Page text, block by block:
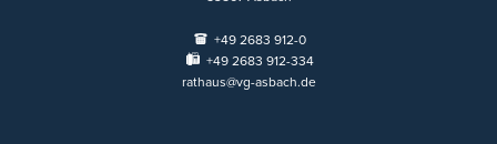
+49 2683 912-0
+49 2683 912-334
rathaus@vg-asbach.de